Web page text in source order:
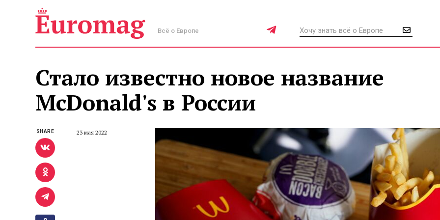
Всё о Европе
Стало известно новое название
McDonald's в России
23 мая 2022
SHARE